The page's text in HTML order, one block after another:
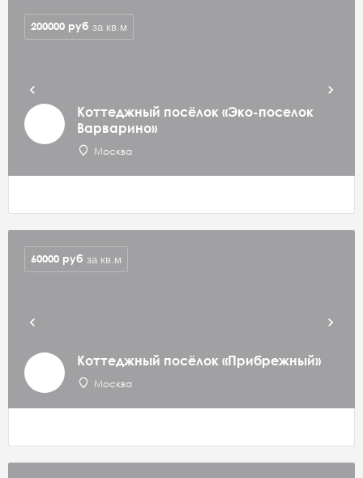
Коттеджный посёлок «Эко-поселок
Варварино»
Москва
200000 руб за кв.м
Коттеджный посёлок «Прибрежный»
Москва
60000 руб за кв.м